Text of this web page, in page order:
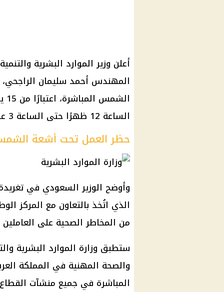
أعلن وزير الموارد البشرية
المهندس أحمد سليمان
الساعة 12 ظهرًا حتى الساعة 3 عصرًا، في جميع مناطق المملكة.
حظر العمل تحت أشعة
وأوضح الوزير السعودي في
الذي اتُخذ بالتعاون مع المركز
من المخاطر الصحية على
ستطبق وزارة الموارد البشرية
والصحة المهنية في المملكة